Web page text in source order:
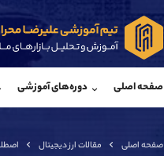
صفحه اصلی دوره‌های آموزشی
صفحه اصلی مقالات ارز دیجیتال